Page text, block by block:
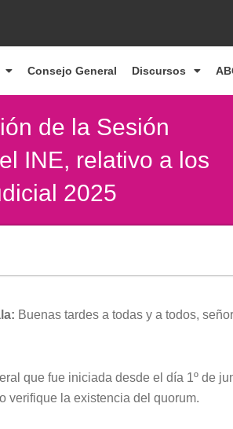
Consejo General Discursos
de la Sesión
INE, relativo a los
2025
Buenas tardes a todas y a todos,
que fue iniciada desde el día 1º de
verifique la existencia del quorum.